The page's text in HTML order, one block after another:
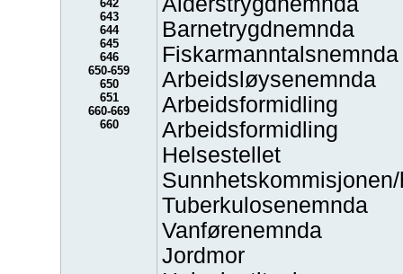
642
643
644
645
646
650-659
650
651
660-669
660
Barnetrygdnemnda
Fiskarmanntalsnemnda
Arbeidsløysenemnda
Arbeidsformidling
Arbeidsformidling
Helsestellet
Tuberkulosenemnda
Vanførenemnda
Jordmor